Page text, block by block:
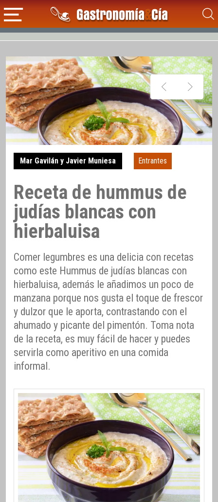
Mar Gavilán y Javier Muniesa Entrantes
Receta de hummus de
judías blancas con
hierbaluisa
Comer legumbres es una delicia con recetas
como este Hummus de judías blancas con
hierbaluisa, además le añadimos un poco de
manzana porque nos gusta el toque de frescor
y dulzor que le aporta, contrastando con el
ahumado y picante del pimentón. Toma nota
de la receta, es muy fácil de hacer y puedes
servirla como aperitivo en una comida
informal.